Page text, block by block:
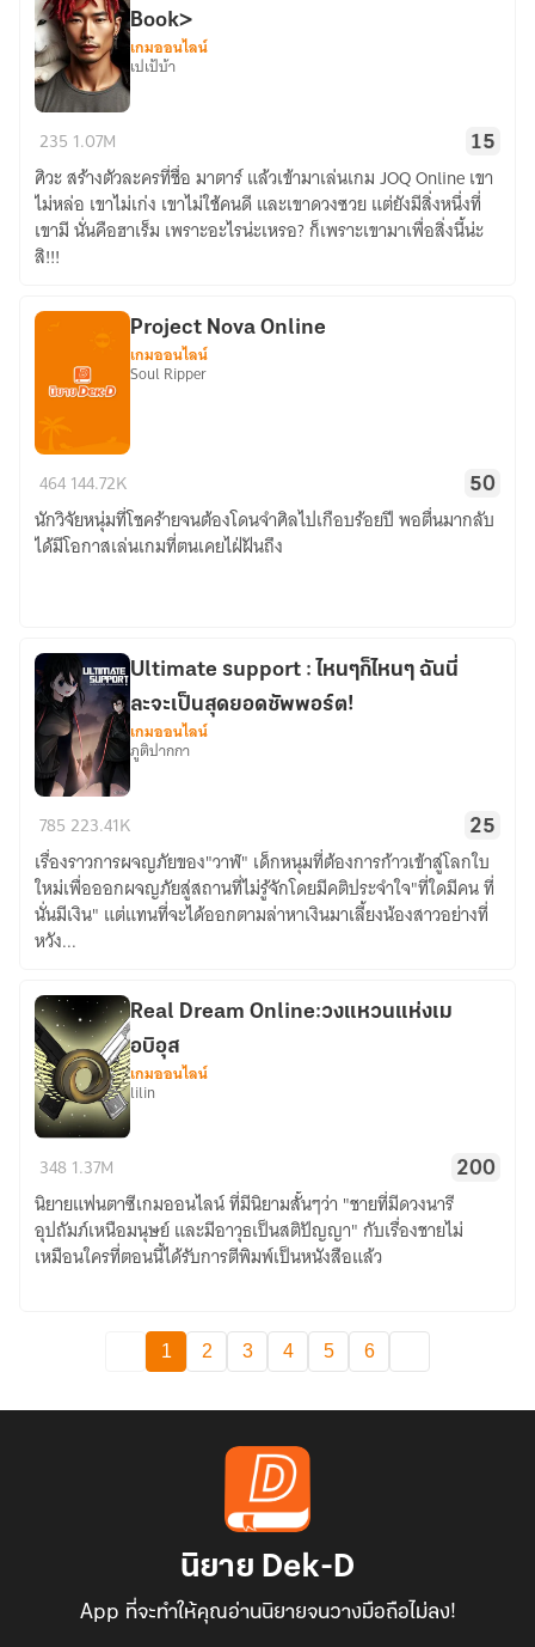
เห
รีญ
แบบ
แพ็ค
เก็จ)
Online
คนจริง
ลวง
โลก
<มี
Book>
Book>
เกมออนไลน์
เปเป้บ้า
235 1.07M 15
ศิวะ สร้างตัวละครที่ชื่อ มาตาร์ แล้วเข้ามาเล่นเกม JOQ Online เขา
ไม่หล่อ เขาไม่เก่ง เขาไม่ใช้คนดี และเขาดวงซวย แต่ยังมีสิ่งหนึ่งที่
เขามี นั่นคือฮาเร็ม เพราะอะไรน่ะเหรอ? ก็เพราะเขามาเพื่อสิ่งนี้น่ะ
สิ!!!
Nova
Online
Project Nova Online
เกมออนไลน์
Soul Ripper
464144.72K 50
นักวิจัยหนุ่มที่โชคร้ายจนต้องโดนจำศิลไปเกือบร้อยปี พอตื่นมากลับ
ได้มีโอกาสเล่นเกมที่ตนเคยไฝ่ฝันถึง
support
:
ไหนๆ
ก็
ไหนๆ
นี่
ละ
จะ
เป็น
สุด
ยอด
Ultimate support : ไหนๆก็ไหนๆ ฉันนี่
ละจะเป็นสุดยอดซัพพอร์ต!
เกมออนไลน์
ภูติปากกา
785 223.41K 25
เรื่องราวการผจญภัยของ"วาฬ" เด็กหนุมที่ต้องการก้าวเข้าสู่โลกใบ
ใหม่เพื่อออกผจญภัยสู่สถานที่ไม่รู้จักโดยมีคติประจำใจ"ที่ใดมีคน ที่
นั่นมีเงิน" แต่แทนที่จะได้ออกตามล่าหาเงินมาเลี้ยงน้องสาวอย่างที่
หวัง...
Dream
Online:วงแหวน
แห่ง
เม
Real Dream Online:วงแหวนแห่งเม
อบิอุส
เกมออนไลน์
lilin
348 1.37M 200
นิยายแฟนตาซีเกมออนไลน์ ที่มีนิยามสั้นๆว่า "ชายที่มีดวงนารี
อุปถัมภ์เหนือมนุษย์ และมีอาวุธเป็นสติปัญญา" กับเรื่องชายไม่
เหมือนใครที่ตอนนี้ได้รับการตีพิมพ์เป็นหนังสือแล้ว
1 2 3 4 5 6
นิยาย Dek-D
App ที่จะทำให้คุณอ่านนิยายจนวางมือถือไม่ลง!